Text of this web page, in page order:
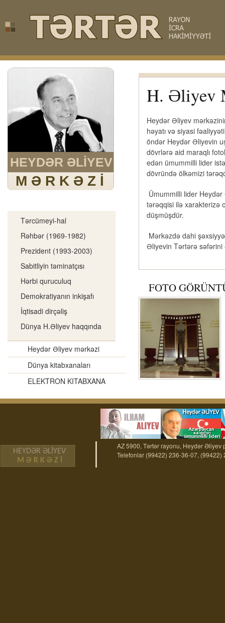
HEYDƏR ƏLİYEV
M Ə R K Ə Z İ
Tərcümeyi-hal
Rəhbər (1969-1982)
Prezident (1993-2003)
Sabitliyin təminatçısı
Hərbi quruculuq
Demokratiyanın inkişafı
İqtisadi dirçəliş
Dünya H.Əliyev haqqında
Heydər Əliyev mərkəzi
Dünya kitabxanaları
ELEKTRON KITABXANA
H. Əliyev
Heydər Əliyev
həyatı və siyasi
öndər Heydər Əliyevin
dövrlərə aid maraqlı
edən ümummilli lider
dövründə ölkəmizi
Ümummilli lider
tərəqqisi ilə xarakterizə
düşmüşdür.
Mərkəzdə dahi
Əliyevin Tərtərə səfərini
FOTO
HEYDƏR ƏLİYEV
M Ə R K Ə Z İ
AZ 5900, Tərtər rayonu, Heydər Əliyev
Telefonlar (99422) 236-36-07, (99422)